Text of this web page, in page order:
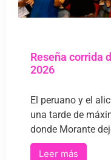
Reseña corrida
2026
El peruano y el
una tarde de
donde Morante
Leer más